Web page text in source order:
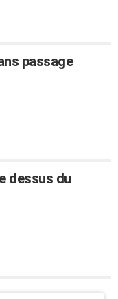
passage
dessus du